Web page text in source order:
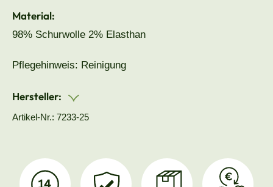
Material:
98% Schurwolle 2% Elasthan
Pflegehinweis: Reinigung
Hersteller:
Artikel-Nr.: 7233-25